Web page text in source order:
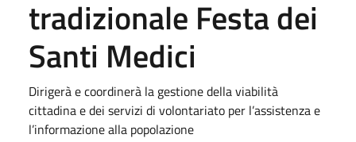
tradizionale Festa dei
Santi Medici
Dirigerà e coordinerà la gestione della viabilità
cittadina e dei servizi di volontariato per l’assistenza e
l’informazione alla popolazione